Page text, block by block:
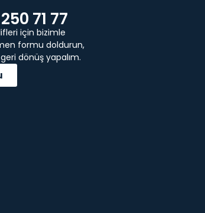
71 77
için bizimle
formu doldurun,
dönüş yapalım.